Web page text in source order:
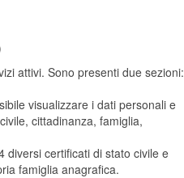
attivi. Sono presenti due sezioni:
visualizzare i dati personali e
cittadinanza, famiglia,
diversi certificati di stato civile e
famiglia anagrafica.